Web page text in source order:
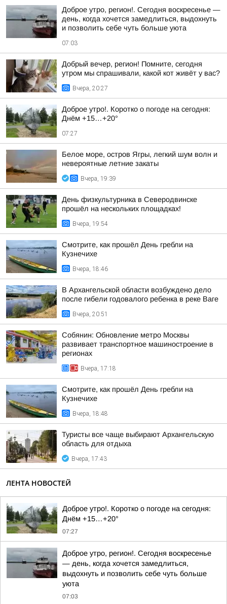
Доброе утро, регион!. Сегодня воскресенье —
день, когда хочется замедлиться, выдохнуть
и позволить себе чуть больше уюта
07:03
Добрый вечер, регион! Помните, сегодня
утром мы спрашивали, какой кот живёт у вас?
Вчера, 20:27
Доброе утро!. Коротко о погоде на сегодня:
Днём +15…+20°
07:27
Белое море, остров Ягры, легкий шум волн и
невероятные летние закаты
Вчера, 19:39
День физкультурника в Северодвинске
прошёл на нескольких площадках!
Вчера, 19:54
Смотрите, как прошёл День гребли на
Кузнечихе
Вчера, 18:46
В Архангельской области возбуждено дело
после гибели годовалого ребенка в реке Ваге
Вчера, 20:51
Собянин: Обновление метро Москвы
развивает транспортное машиностроение в
регионах
Вчера, 17:18
Смотрите, как прошёл День гребли на
Кузнечихе
Вчера, 18:48
Туристы все чаще выбирают Архангельскую
область для отдыха
Вчера, 17:43
ЛЕНТА НОВОСТЕЙ
Доброе утро!. Коротко о погоде на сегодня:
Днём +15…+20°
07:27
Доброе утро, регион!. Сегодня воскресенье
— день, когда хочется замедлиться,
выдохнуть и позволить себе чуть больше
уюта
07:03